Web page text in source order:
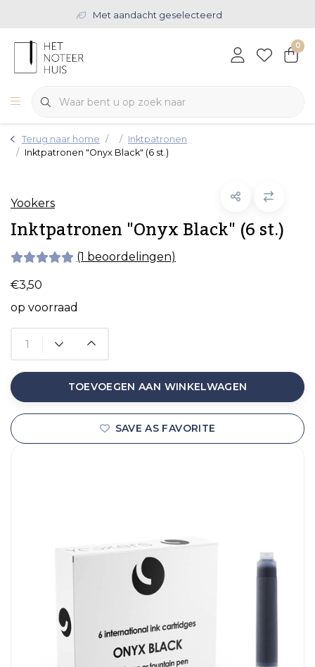
Met aandacht geselecteerd
0
Terug naar home
Inktpatronen
Inktpatronen "Onyx Black" (6 st.)
Yookers
Inktpatronen "Onyx Black" (6 st.)
(1 beoordelingen)
€3,50
op voorraad
TOEVOEGEN AAN WINKELWAGEN
SAVE AS FAVORITE